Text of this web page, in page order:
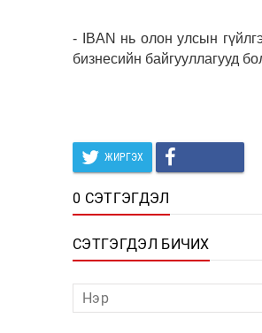
- IBAN нь олон улсын
бизнесийн байгууллагууд
ЖИРГЭХ
0 СЭТГЭГДЭЛ
СЭТГЭГДЭЛ БИЧИХ